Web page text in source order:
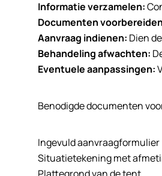
Informatie verzamelen:
Documenten
Aanvraag indienen: Dien
Behandeling afwachten:
Eventuele aanpassingen:
Benodigde documenten
Ingevuld aanvraagformulier
Situatietekening met